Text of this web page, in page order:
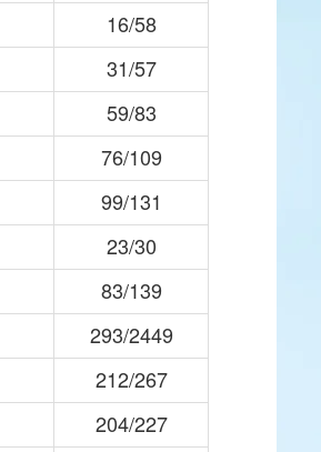
16/58
31/57
59/83
76/109
99/131
23/30
83/139
293/2449
212/267
204/227